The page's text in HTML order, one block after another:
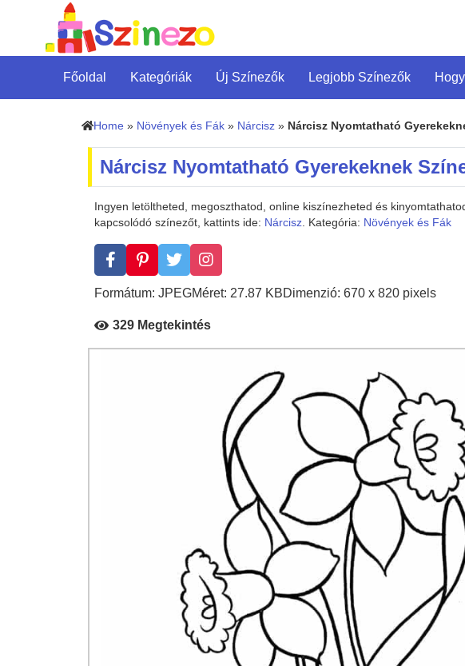
Főoldal Kategóriák Új Színezők Legjobb Színezők
Home » Növények és Fák » Nárcisz » Nárcisz Nyomtatható
Nárcisz Nyomtatható Gyerekeknek
Ingyen letöltheted, megoszthatod, online kiszínezheted és
kapcsolódó színezőt, kattints ide: Nárcisz. Kategória: Növények és Fák
Formátum: JPEGMéret: 27.87 KBDimenzió: 670 x 820 pixels
329 Megtekintés